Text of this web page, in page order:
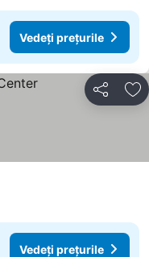
Vedeți prețurile
Distribuiți
Vedeți prețurile